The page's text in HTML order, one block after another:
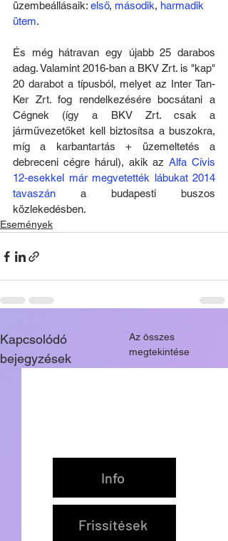
üzembeállásaik: első, második, harmadik
ütem.
És még hátravan egy újabb 25 darabos
adag. Valamint 2016-ban a BKV Zrt. is "kap"
20 darabot a típusból, melyet az Inter Tan-
Ker Zrt. fog rendelkezésére bocsátani a
Cégnek (így a BKV Zrt. csak a
járművezetőket kell biztosítsa a buszokra,
míg a karbantartás + üzemeltetés a
debreceni cégre hárul), akik az Alfa Cívis
12-esekkel már megvetették lábukat 2014
tavaszán a budapesti buszos
közlekedésben.
Események
Kapcsolódó
bejegyzések
Az összes
megtekintése
Info
Frissítések